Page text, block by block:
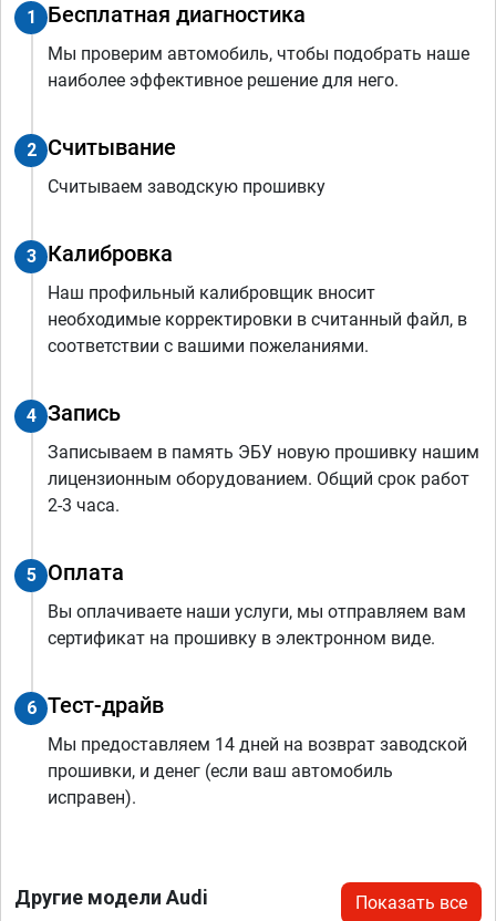
1 Бесплатная диагностика
Мы проверим автомобиль, чтобы подобрать наше
наиболее эффективное решение для него.
2 Считывание
Считываем заводскую прошивку
3 Калибровка
Наш профильный калибровщик вносит
необходимые корректировки в считанный файл, в
соответствии с вашими пожеланиями.
4 Запись
Записываем в память ЭБУ новую прошивку нашим
лицензионным оборудованием. Общий срок работ
2-3 часа.
5 Оплата
Вы оплачиваете наши услуги, мы отправляем вам
сертификат на прошивку в электронном виде.
6 Тест-драйв
Мы предоставляем 14 дней на возврат заводской
прошивки, и денег (если ваш автомобиль
исправен).
Другие модели Audi Показать все